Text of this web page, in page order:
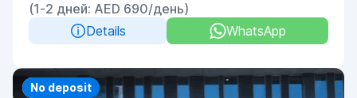
(1-2 дней: AED 690/день)
Details
WhatsApp
Priority
No deposit